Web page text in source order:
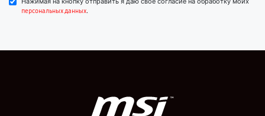
персональных данных.